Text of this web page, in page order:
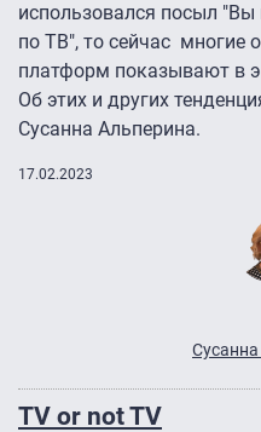
использовался посыл "Вы
по ТВ", то сейчас многие
платформ показывают в
Об этих и других
Сусанна Альперина.
17.02.2023
TV or not TV